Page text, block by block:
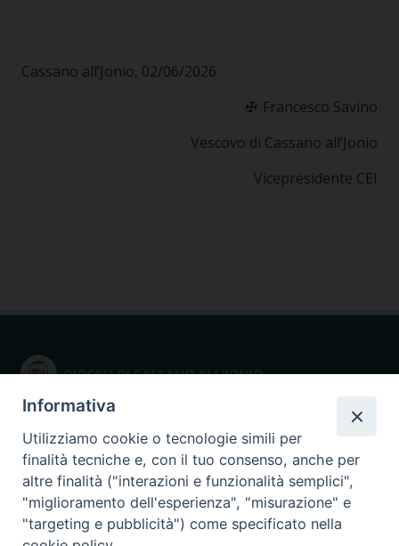
Cassano all’Jonio, 02/06/2026
✠ Francesco Savino
Vescovo di Cassano all’Jonio
Vicepresidente CEI
via Ginnasio 85
87011 Cassano allo Ionio (CS)
cell. 375.9066947
Seguici su
Informativa
Utilizziamo cookie o tecnologie simili per
finalità tecniche e, con il tuo consenso, anche per
altre finalità ("interazioni e funzionalità semplici",
"miglioramento dell'esperienza", "misurazione" e
"targeting e pubblicità") come specificato nella